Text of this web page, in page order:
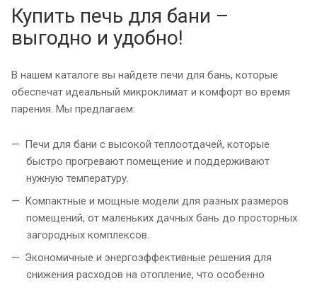
Купить печь для бани –
выгодно и удобно!
В нашем каталоге вы найдете печи для бань, которые
обеспечат идеальный микроклимат и комфорт во время
парения. Мы предлагаем:
Печи для бани с высокой теплоотдачей, которые
быстро прогревают помещение и поддерживают
нужную температуру.
Компактные и мощные модели для разных размеров
помещений, от маленьких дачных бань до просторных
загородных комплексов.
Экономичные и энергоэффективные решения для
снижения расходов на отопление, что особенно